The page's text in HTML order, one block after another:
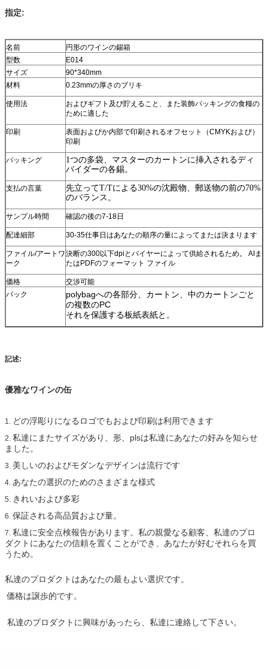
指定:
名前
円形のワインの錫箱
型数
E014
サイズ
90*340mm
材料
0.23mmの厚さのブリキ
使用法
およびギフト及び貯えること、また装飾パッキングの食糧の
ために適した
印刷
表面およびか内部で印刷されるオフセット（CMYKおよび）
印刷
パッキング
1つの多袋、マスターのカートンに挿入されるディ
バイダーの各錫。
支払の言葉
先立ってT/Tによる30%の沈殿物、郵送物の前の70%
のバランス。
サンプル時間 確認の後の7-18日
配達細部 30-35仕事日はあなたの順序の量によってまたは決まります
ファイル/アートワ
ーク
決断の300以下dpiとバイヤーによって供給されるため。 AIま
たはPDFのフォーマット ファイル
価格
交渉可能
パック
polybagへの各部分、カートン、中のカートンごと
の複数のPC
それを保護する板紙表紙と。
記述:
優雅なワインの缶
1. どの浮彫りになるロゴでもおよび印刷は利用できます
2. 私達にまたサイズがあり、形、plsは私達にあなたの好みを知らせ
ました。
3. 美しいのおよびモダンなデザインは流行です
4. あなたの選択のためのさまざまな様式
5. きれいおよび多彩
6. 保証される高品質および量。
7. 私達に安全点検報告があります。私の親愛なる顧客、私達のプロ
ダクトにあなたの信頼を置くことができ、あなたが好むそれらを買
うため。
私達のプロダクトはあなたの最もよい選択です。
価格は譲歩的です。
私達のプロダクトに興味があったら、私達に連絡して下さい。